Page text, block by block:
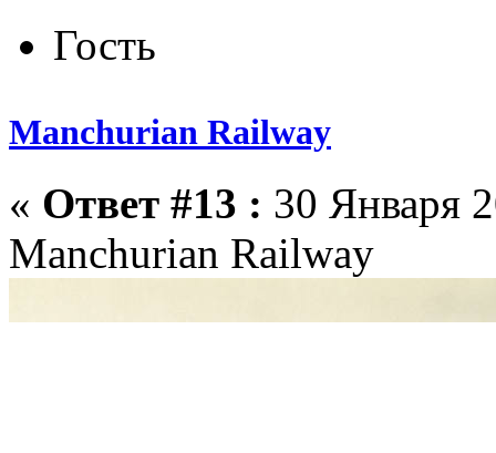
Гость
Manchurian Railway
« Ответ #13 : 30 Января
Manchurian Railway